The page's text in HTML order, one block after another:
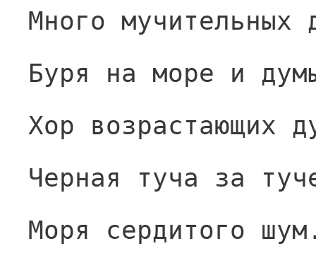
Много мучительных
Буря на море и
Хор возрастающих
Черная туча за
Моря сердитого